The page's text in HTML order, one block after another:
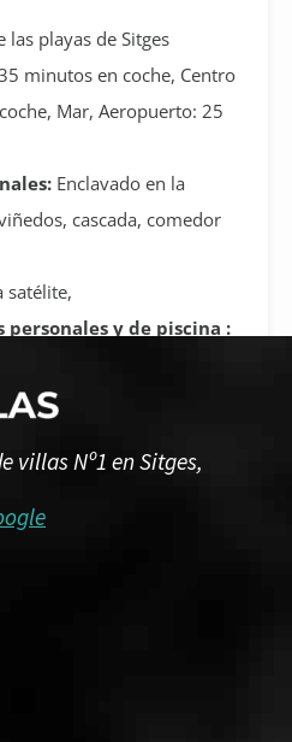
las playas de Sitges
minutos en coche, Centro
Mar, Aeropuerto: 25
Enclavado en la
cascada, comedor
satélite,
personales y de piscina :
en toda la casa
de esta propiedad
villas Nº1 en Sitges,